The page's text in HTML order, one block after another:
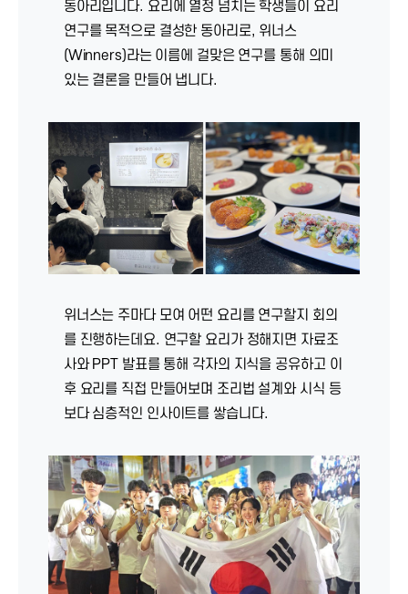
동아리입니다. 요리에 열정 넘치는 학생들이 요리
연구를 목적으로 결성한 동아리로, 위너스
(Winners)라는 이름에 걸맞은 연구를 통해 의미
있는 결론을 만들어 냅니다.
위너스는 주마다 모여 어떤 요리를 연구할지 회의
를 진행하는데요. 연구할 요리가 정해지면 자료조
사와 PPT 발표를 통해 각자의 지식을 공유하고 이
후 요리를 직접 만들어보며 조리법 설계와 시식 등
보다 심층적인 인사이트를 쌓습니다.